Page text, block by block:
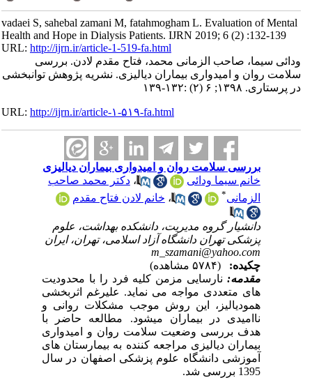
vadaei S, sahebal zamani M, fatahmogham L. Evaluation of Mental
Health and Hope in Dialysis Patients. IJRN 2019; 6 (2) :132-139
URL:http://ijrn.ir/article-1-519-fa.html
ودائی سیما، صاحب الزمانی محمد، فتاح مقدم لادن. بررسی
سلامت روان و امیدواری بیماران دیالیزی. نشریه پژوهش توانبخشی
در پرستاری. ۱۳۹۸; ۶ (۲) :۱۳۲-۱۳۹
URL:http://ijrn.ir/article-۱-۵۱۹-fa.html
بررسی سلامت روان و امیدواری بیماران دیالیزی
خانم سیما ودائی
،دکتر محمد صاحب
الزمانی
،خانم لادن فتاح مقدم
دانشیار گروه مدیریت، دانشکده بهداشت، علوم
پزشکی تهران دانشگاه آزاد اسلامی، تهران، ایران
m_szamani@yahoo.com
چکیده:
مقدمه:نارسایی مزمن کلیه فرد را با محدودیت
های متعددی مواجه می نماید. علیرغم اثربخشی
همودیالیز، این روش موجب مشکلات روانی و
ناامیدی در بیماران میشود. مطالعه حاضر با
هدف بررسی وضعیت سلامت روان و امیدواری
بیماران دیالیزی مراجعه کننده به بیمارستان های
آموزشی دانشگاه علوم پزشکی اصفهان در سال
1395 بررسی شد.